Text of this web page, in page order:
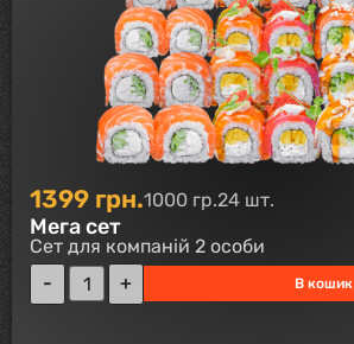
1399 грн.1000 гр.24 шт.
Мега сет
Сет для компаній 2 особи
В кошик